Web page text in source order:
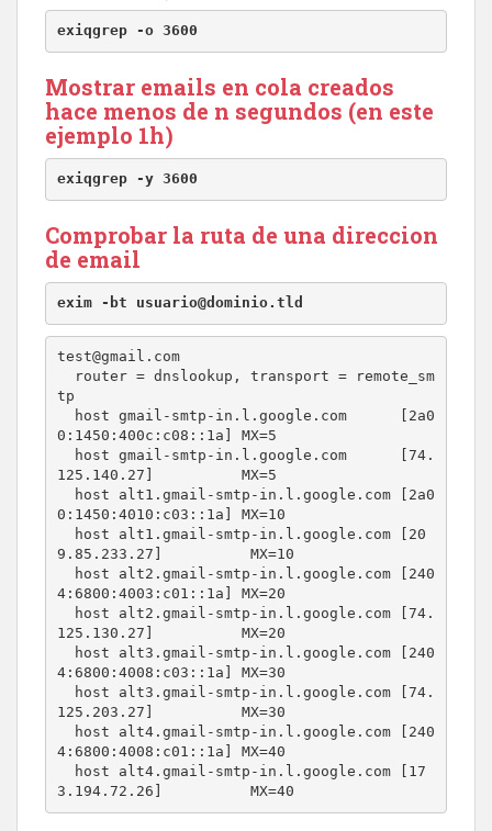
exiqgrep -o 3600
Mostrar emails en cola creados
hace menos de n segundos (en este
ejemplo 1h)
exiqgrep -y 3600
Comprobar la ruta de una direccion
de email
exim -bt usuario@dominio.tld
test@gmail.com
router = dnslookup, transport = remote_sm
tp
host gmail-smtp-in.l.google.com      [2a0
0:1450:400c:c08::1a] MX=5
host gmail-smtp-in.l.google.com      [74.
125.140.27]          MX=5
host alt1.gmail-smtp-in.l.google.com [2a0
0:1450:4010:c03::1a] MX=10
host alt1.gmail-smtp-in.l.google.com [20
9.85.233.27]          MX=10
host alt2.gmail-smtp-in.l.google.com [240
4:6800:4003:c01::1a] MX=20
host alt2.gmail-smtp-in.l.google.com [74.
125.130.27]          MX=20
host alt3.gmail-smtp-in.l.google.com [240
4:6800:4008:c03::1a] MX=30
host alt3.gmail-smtp-in.l.google.com [74.
125.203.27]          MX=30
host alt4.gmail-smtp-in.l.google.com [240
4:6800:4008:c01::1a] MX=40
host alt4.gmail-smtp-in.l.google.com [17
3.194.72.26]          MX=40